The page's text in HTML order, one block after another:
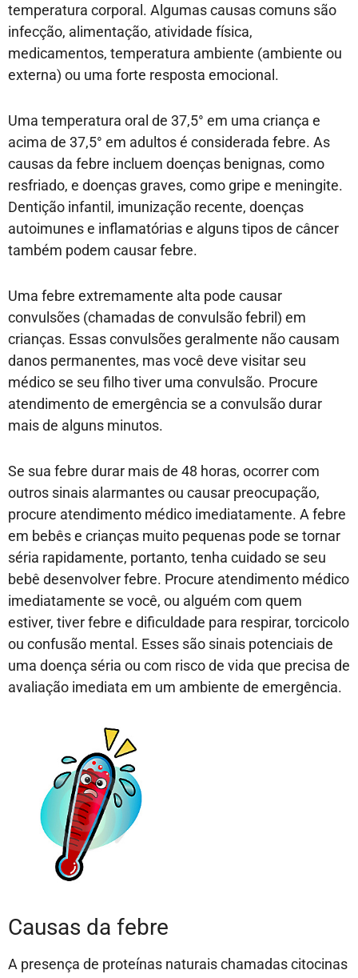
temperatura corporal. Algumas causas comuns são
infecção, alimentação, atividade física,
medicamentos, temperatura ambiente (ambiente ou
externa) ou uma forte resposta emocional.
Uma temperatura oral de 37,5° em uma criança e
acima de 37,5° em adultos é considerada febre. As
causas da febre incluem doenças benignas, como
resfriado, e doenças graves, como gripe e meningite.
Dentição infantil, imunização recente, doenças
autoimunes e inflamatórias e alguns tipos de câncer
também podem causar febre.
Uma febre extremamente alta pode causar
convulsões (chamadas de convulsão febril) em
crianças. Essas convulsões geralmente não causam
danos permanentes, mas você deve visitar seu
médico se seu filho tiver uma convulsão. Procure
atendimento de emergência se a convulsão durar
mais de alguns minutos.
Se sua febre durar mais de 48 horas, ocorrer com
outros sinais alarmantes ou causar preocupação,
procure atendimento médico imediatamente. A febre
em bebês e crianças muito pequenas pode se tornar
séria rapidamente, portanto, tenha cuidado se seu
bebê desenvolver febre. Procure atendimento médico
imediatamente se você, ou alguém com quem
estiver, tiver febre e dificuldade para respirar, torcicolo
ou confusão mental. Esses são sinais potenciais de
uma doença séria ou com risco de vida que precisa de
avaliação imediata em um ambiente de emergência.
Causas da febre
A presença de proteínas naturais chamadas citocinas